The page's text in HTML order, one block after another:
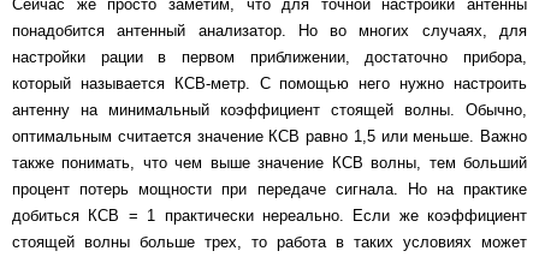
Сейчас же просто заметим, что для точной настройки антенны
понадобится антенный анализатор. Но во многих случаях, для
настройки рации в первом приближении, достаточно прибора,
который называется КСВ-метр. С помощью него нужно настроить
антенну на минимальный коэффициент стоящей волны. Обычно,
оптимальным считается значение КСВ равно 1,5 или меньше. Важно
также понимать, что чем выше значение КСВ волны, тем больший
процент потерь мощности при передаче сигнала. Но на практике
добиться КСВ = 1 практически нереально. Если же коэффициент
стоящей волны больше трех, то работа в таких условиях может